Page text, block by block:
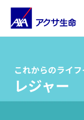
これからのライ
レジャー